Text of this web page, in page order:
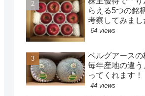
らえる5つの銘
考察してみまし
64 views
ベルグアース
毎年産地の違う
ってくれます！
44 views